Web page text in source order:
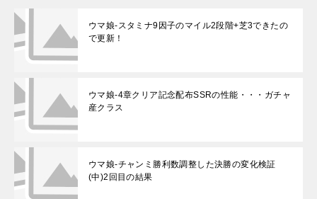
ウマ娘-スタミナ9因子のマイル2段階+芝3できたの
で更新！
ウマ娘-4章クリア記念配布SSRの性能・・・ガチャ
産クラス
ウマ娘-チャンミ勝利数調整した決勝の変化検証
(中)2回目の結果